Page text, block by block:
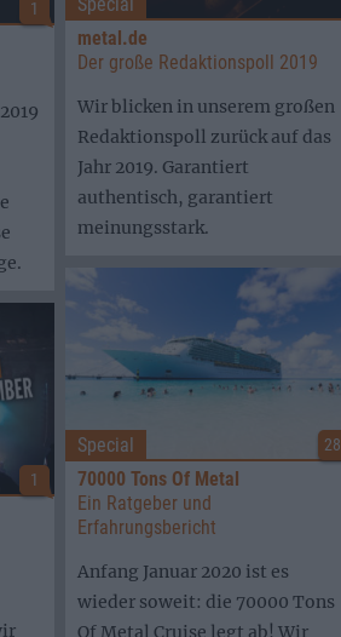
metal.de
Der große Redaktionspoll 2019
Wir blicken in unserem großen
Redaktionspoll zurück auf das
Jahr 2019. Garantiert
authentisch, garantiert
meinungsstark.
1
Special
70000 Tons Of Metal
Ein Ratgeber und
Erfahrungsbericht
Anfang Januar 2020 ist es
wieder soweit: die 70000 Tons
Of Metal Cruise legt ab! Wir
28
1